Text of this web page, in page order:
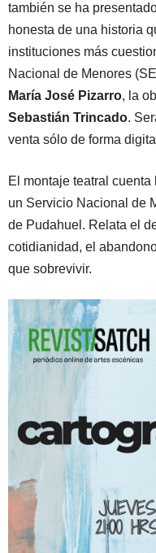
también se ha
honesta de una historia
instituciones más
Nacional de Menores
María José Pizarro, la
Sebastián Trincado.
venta sólo de forma
El montaje teatral
un Servicio Nacional de
de Pudahuel. Relata el
cotidianidad, el
que sobrevivir.